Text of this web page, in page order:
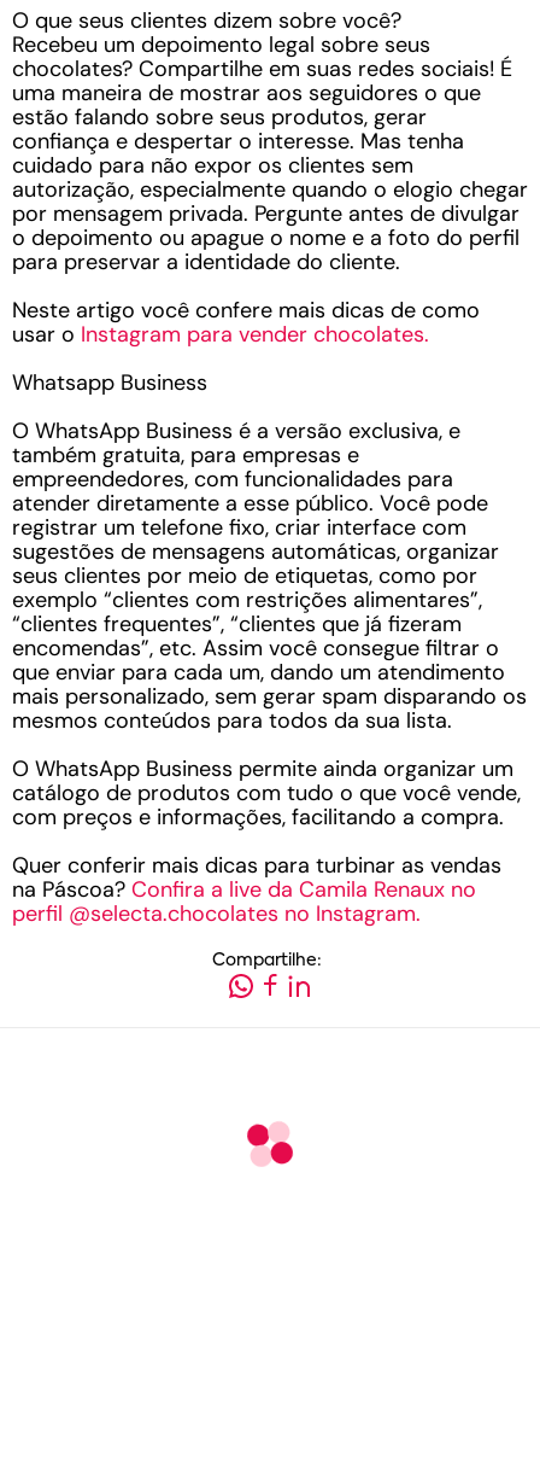
O que seus clientes dizem sobre você?
Recebeu um depoimento legal sobre seus
chocolates? Compartilhe em suas redes sociais! É
uma maneira de mostrar aos seguidores o que
estão falando sobre seus produtos, gerar
confiança e despertar o interesse. Mas tenha
cuidado para não expor os clientes sem
autorização, especialmente quando o elogio chegar
por mensagem privada. Pergunte antes de divulgar
o depoimento ou apague o nome e a foto do perfil
para preservar a identidade do cliente.
Neste artigo você confere mais dicas de como
usar o Instagram para vender chocolates.
Whatsapp Business
O WhatsApp Business é a versão exclusiva, e
também gratuita, para empresas e
empreendedores, com funcionalidades para
atender diretamente a esse público. Você pode
registrar um telefone fixo, criar interface com
sugestões de mensagens automáticas, organizar
seus clientes por meio de etiquetas, como por
exemplo “clientes com restrições alimentares”,
“clientes frequentes”, “clientes que já fizeram
encomendas”, etc. Assim você consegue filtrar o
que enviar para cada um, dando um atendimento
mais personalizado, sem gerar spam disparando os
mesmos conteúdos para todos da sua lista.
O WhatsApp Business permite ainda organizar um
catálogo de produtos com tudo o que você vende,
com preços e informações, facilitando a compra.
Quer conferir mais dicas para turbinar as vendas
na Páscoa? Confira a live da Camila Renaux no
perfil @selecta.chocolates no Instagram.
Compartilhe: